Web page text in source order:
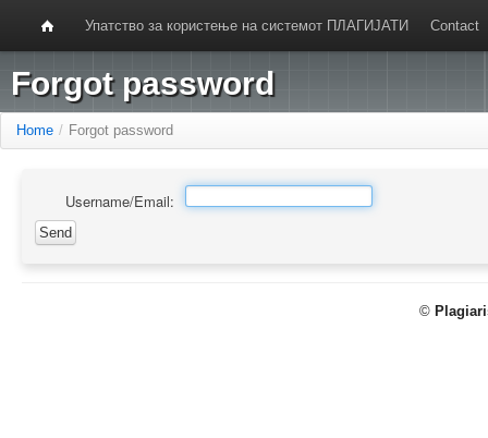
Упатство за користење на системот ПЛАГИЈАТИ Contact
Forgot password
Home / Forgot password
Username/Email:
©